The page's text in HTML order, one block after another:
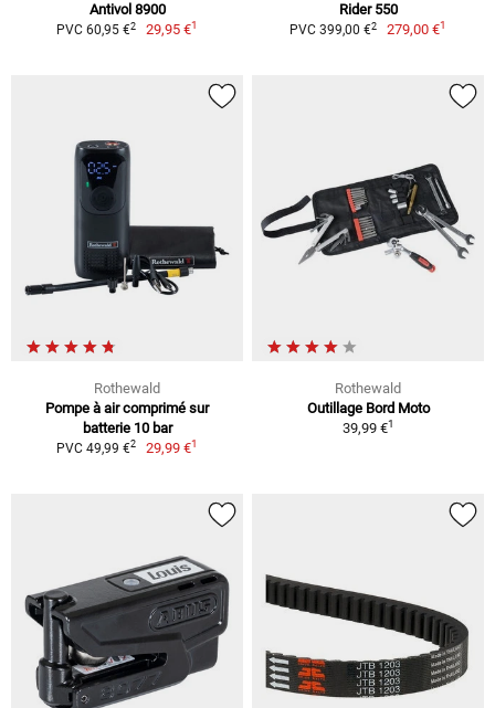
Antivol 8900
PVC 60,95 €2 29,95 €1
Rider 550
PVC 399,00 €2 279,00 €1
Rothewald
Pompe à air comprimé sur
batterie 10 bar
PVC 49,99 €2 29,99 €1
Rothewald
Outillage Bord Moto
39,99 €1